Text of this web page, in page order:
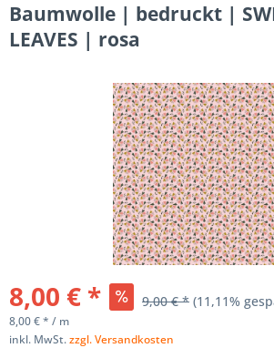
Baumwolle | bedruckt |
LEAVES | rosa
8,00 € * 9,00 € * (11,11%
8,00 € * / m
inkl. MwSt.zzgl. Versandkosten